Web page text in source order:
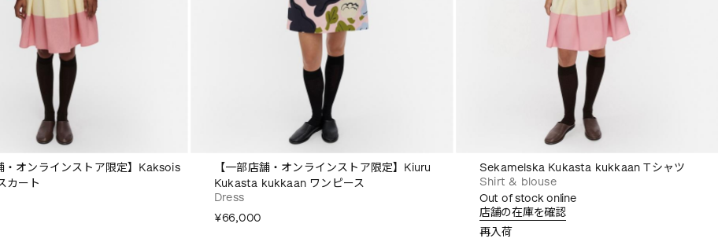
・オンラインストア限定】Kaksois
カート
【一部店舗・オンラインストア限定】Kiuru
Kukasta kukkaan ワンピース
Dress
¥66,000
Sekamelska Kukasta kukkaan Tシャツ
Shirt & blouse
Out of stock online
店舗の在庫を確認
再入荷